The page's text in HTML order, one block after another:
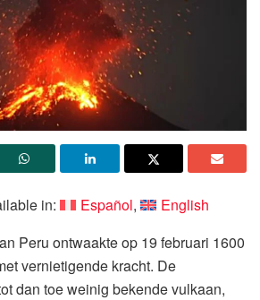
in: Español
English
Peru ontwaakte op 19 februari 1600
vernietigende kracht. De
dan toe weinig bekende vulkaan,